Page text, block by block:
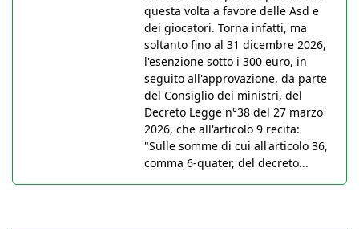
questa volta a favore delle Asd e
dei giocatori. Torna infatti, ma
soltanto fino al 31 dicembre 2026,
l'esenzione sotto i 300 euro, in
seguito all'approvazione, da parte
del Consiglio dei ministri, del
Decreto Legge n°38 del 27 marzo
2026, che all'articolo 9 recita:
"Sulle somme di cui all'articolo 36,
comma 6-quater, del decreto...